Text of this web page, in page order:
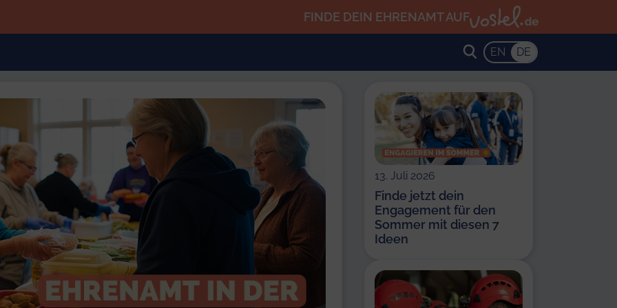
FINDE DEIN EHRENAMT AUF
EN DE
13. Juli 2026
Finde jetzt dein
Engagement für den
Sommer mit diesen 7
Ideen